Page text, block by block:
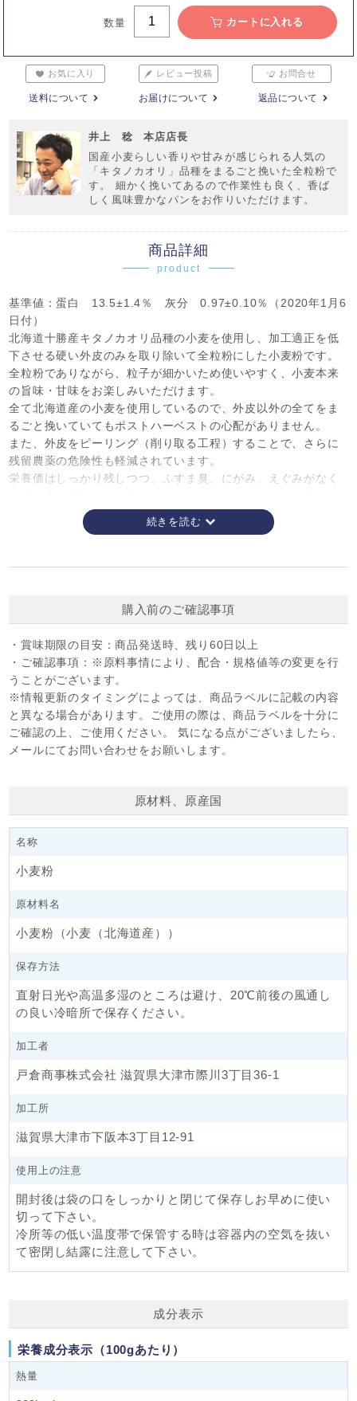
数量 カートに入れる
お気に入り レビュー投稿 お問合せ
送料について お届けについて 返品について
井上 稔 本店店長
国産小麦らしい香りや甘みが感じられる人気の
「キタノカオリ」品種をまるごと挽いた全粒粉で
す。 細かく挽いてあるので作業性も良く、香ば
しく風味豊かなパンをお作りいただけます。
商品詳細
product
基準値：蛋白 13.5±1.4％ 灰分 0.97±0.10％（2020年1月6
日付）
北海道十勝産キタノカオリ品種の小麦を使用し、加工適正を低
下させる硬い外皮のみを取り除いて全粒粉にした小麦粉です。
全粒粉でありながら、粒子が細かいため使いやすく、小麦本来
の旨味・甘味をお楽しみいただけます。
全て北海道産の小麦を使用しているので、外皮以外の全てをま
るごと挽いていてもポストハーベストの心配がありません。
また、外皮をピーリング（削り取る工程）することで、さらに
残留農薬の危険性も軽減されています。
栄養価はしっかり残しつつ、ふすま臭、にがみ、えぐみがなく
力をいただいていますが、天候によってはどうにもならない
年がございます。
2019年は、春先の干ばつ、6月中旬～7月上旬における日照不
足と降雨の影響により、低アミロ原料が散見されました。
＜低アミロ原料とは＞
日照不足、収穫直前の雨や湿度が高い気象条件にさらされた
りすると穂発芽してしまい、澱粉粘度が低い小麦となる事を
言います。
「キタノカオリ全粒粉」の製パンテストをアグリシステムで
れるものとなりました。
その特性を生かしてパン作りしていただけると幸いです。
■関連資料
・北海道産契約栽培小麦100%
化学農薬・化学肥料に頼らない環境保全型農業を普及させ
る。
してつくったのか、生産履歴「トレーサビリティ」の詳細が
ーベスト）不使用
ンなどが残留する危険性の高いプレハーベスト及びポストハ
・化学合成物質を利用した薫蒸も一切行わない。
■ネオニコチノイド系農薬不使用
・あらゆる農産物の生産にかかわる「ミツバチ」の生態系を
破壊してしまう「ネオニコチノイド系農薬」の危険性につい
て契約農家と話し合い2019年産より小麦に対する使用を全面
禁止。
いくため、持続可能な環境保全型農業の普及に取り組んでい
ます。
▼アグリシステムカタログ
購入前のご確認事項
・賞味期限の目安：商品発送時、残り60日以上
・ご確認事項： ※原料事情により、配合・規格値等の変更を行
うことがございます。
※情報更新のタイミングによっては、商品ラベルに記載の内容
と異なる場合があります。ご使用の際は、商品ラベルを十分に
ご確認の上、ご使用ください。 気になる点がございましたら、
メールにてお問い合わせをお願いします。
原材料、原産国
名称
小麦粉
原材料名
小麦粉（小麦（北海道産））
保存方法
直射日光や高温多湿のところは避け、20℃前後の風通し
の良い冷暗所で保存ください。
加工者
戸倉商事株式会社 滋賀県大津市際川3丁目36-1
加工所
滋賀県大津市下阪本3丁目12-91
使用上の注意
開封後は袋の口をしっかりと閉じて保存しお早めに使い
切って下さい。
冷所等の低い温度帯で保管する時は容器内の空気を抜い
て密閉し結露に注意して下さい。
成分表示
栄養成分表示（100gあたり）
熱量